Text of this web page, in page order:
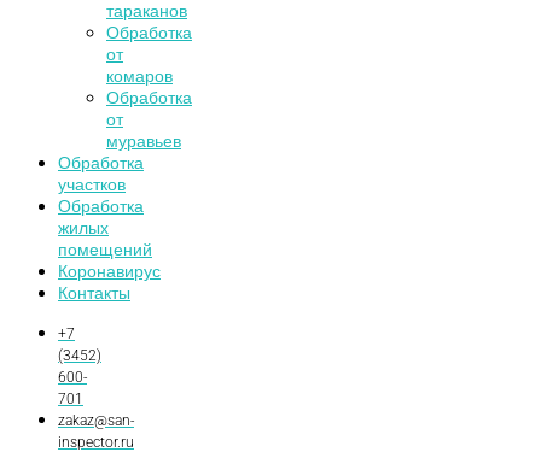
тараканов
Обработка
от
комаров
Обработка
от
муравьев
Обработка
участков
Обработка
жилых
помещений
Коронавирус
Контакты
+7
(3452)
600-
701
zakaz@san-
inspector.ru